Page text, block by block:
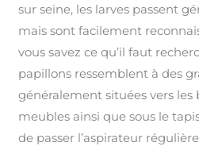
sur seine, les larves passent
mais sont facilement
vous savez ce qu’il faut
papillons ressemblent à des
généralement situées vers les
meubles ainsi que sous le
de passer l’aspirateur